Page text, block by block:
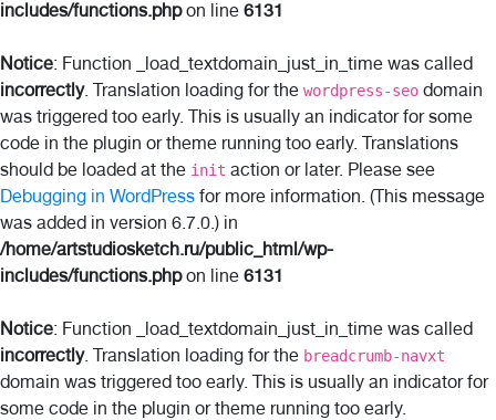
includes/functions.phpon line 6131
Notice: Function _load_textdomain_just_in_time was called
incorrectly. Translation loading for the wordpress-seo domain
was triggered too early. This is usually an indicator for some
code in the plugin or theme running too early. Translations
should be loaded at the init action or later. Please see
Debugging in WordPress for more information. (This message
was added in version 6.7.0.) in
/home/artstudiosketch.ru/public_html/wp-
includes/functions.phpon line 6131
Notice: Function _load_textdomain_just_in_time was called
incorrectly. Translation loading for the breadcrumb-navxt
domain was triggered too early. This is usually an indicator for
some code in the plugin or theme running too early.